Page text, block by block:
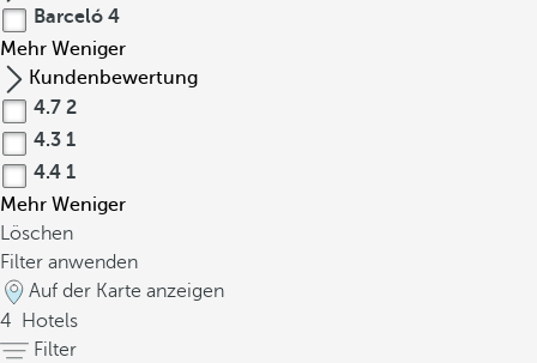
Barceló 4
Mehr Weniger
Kundenbewertung
4.7 2
4.3 1
4.4 1
Mehr Weniger
Löschen
Filter anwenden
Auf der Karte anzeigen
4
Hotels
Filter